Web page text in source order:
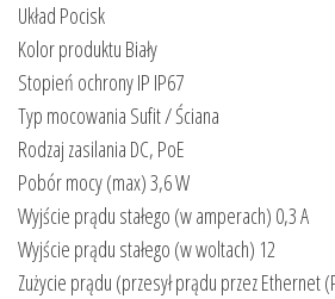
Układ Pocisk
Kolor produktu Biały
Stopień ochrony IP IP67
Typ mocowania Sufit / Ściana
Rodzaj zasilania DC, PoE
Pobór mocy (max) 3,6 W
Wyjście prądu stałego (w amperach) 0,3 A
Wyjście prądu stałego (w woltach) 12
Zużycie prądu (przesył prądu przez Ethernet